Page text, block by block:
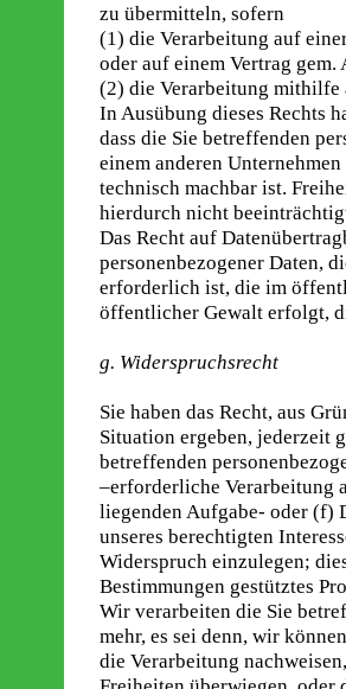
zu übermitteln, sofern
(1) die Verarbeitung auf
oder auf einem Vertrag
(2) die Verarbeitung
In Ausübung dieses Rechts
dass die Sie betreffenden
einem anderen
technisch machbar ist.
hierdurch nicht
Das Recht auf
personenbezogener Daten,
erforderlich ist, die im
öffentlicher Gewalt erfolgt,
g. Widerspruchsrecht
Sie haben das Recht, aus
Situation ergeben, jederzeit
betreffenden
–erforderliche Verarbeitung
liegenden Aufgabe- oder (f)
unseres berechtigten
Widerspruch einzulegen;
Bestimmungen gestütztes
Wir verarbeiten die Sie
mehr, es sei denn, wir
die Verarbeitung